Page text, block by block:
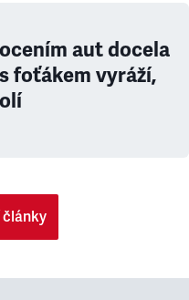
aut docela
foťákem vyráží,
články